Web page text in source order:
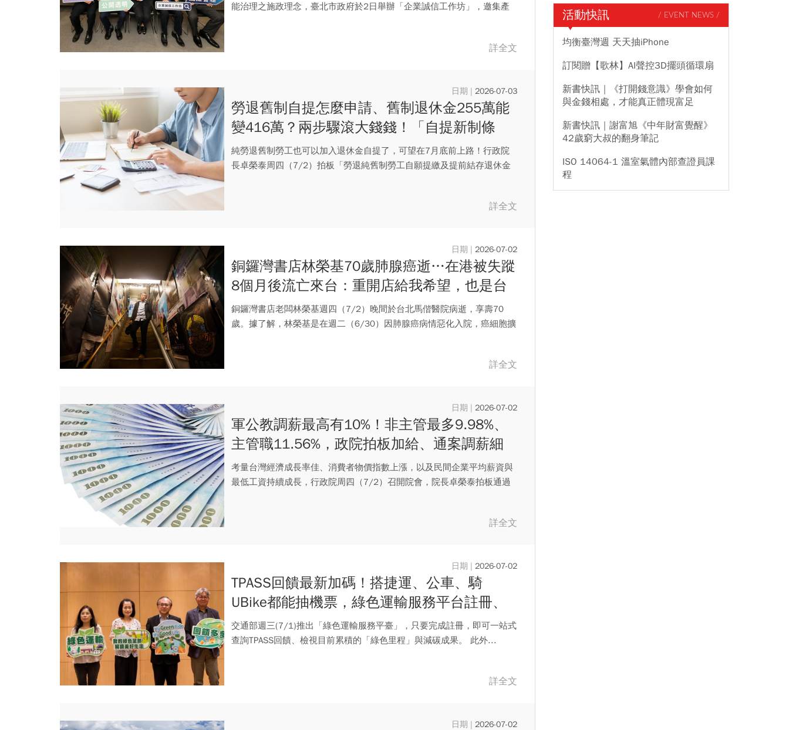
能治理之施政理念，臺北市政府於2日舉辦「企業誠信工作坊」，邀集產
詳全文
2026-07-03
勞退舊制自提怎麼申請、舊制退休金255萬能
變416萬？兩步驟滾大錢錢！「自提新制條
件」兩表看清楚
純勞退舊制勞工也可以加入退休金自提了，可望在7月底前上路！行政院
長卓榮泰周四（7/2）拍板「勞退純舊制勞工自願提繳及提前結存退休金
詳全文
2026-07-02
銅鑼灣書店林榮基70歲肺腺癌逝…在港被失蹤
8個月後流亡來台：重開店給我希望，也是台
人遠離親中的警醒
銅鑼灣書店老闆林榮基週四（7/2）晚間於台北馬偕醫院病逝，享壽70
歲。據了解，林榮基是在週二（6/30）因肺腺癌病情惡化入院，癌細胞擴
詳全文
2026-07-02
軍公教調薪最高有10%！非主管最多9.98%、
主管職11.56%，政院拍板加給、通案調薪細
節一次看，72萬人受惠
考量台灣經濟成長率佳、消費者物價指數上漲，以及民間企業平均薪資與
最低工資持續成長，行政院周四（7/2）召開院會，院長卓榮泰拍板通過
詳全文
2026-07-02
TPASS回饋最新加碼！搭捷運、公車、騎
UBike都能抽機票，綠色運輸服務平台註冊、
綠色里程怎麼查一次看
交通部週三(7/1)推出「綠色運輸服務平臺」，只要完成註冊，即可一站式
查詢TPASS回饋、檢視目前累積的「綠色里程」與減碳成果。 此外...
詳全文
2026-07-02
活動快訊 / EVENT NEWS /
均衡臺灣週 天天抽iPhone
訂閱贈【歌林】AI聲控3D擺頭循環扇
新書快訊｜《打開錢意識》學會如何
與金錢相處，才能真正體現富足
新書快訊｜謝富旭《中年財富覺醒》
42歲窮大叔的翻身筆記
ISO 14064-1 溫室氣體內部查證員課
程